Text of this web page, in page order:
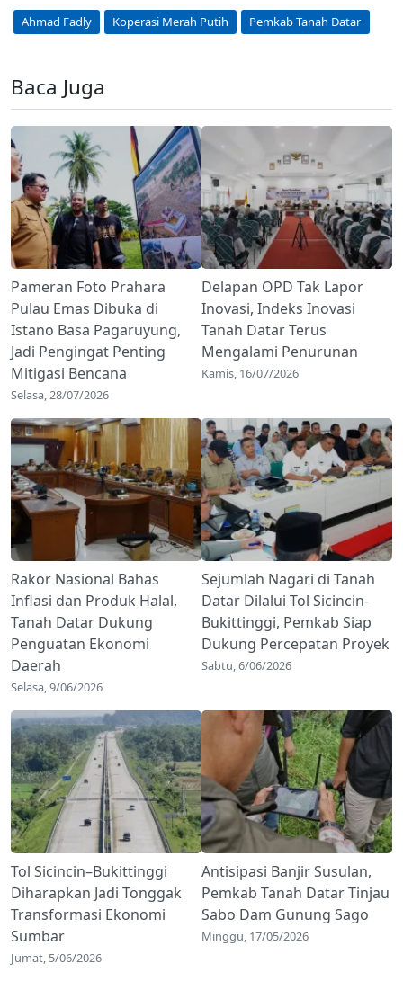
Ahmad Fadly Koperasi Merah Putih Pemkab Tanah Datar
Baca Juga
Pameran Foto Prahara
Pulau Emas Dibuka di
Istano Basa Pagaruyung,
Jadi Pengingat Penting
Mitigasi Bencana
Selasa, 28/07/2026
Delapan OPD Tak Lapor
Inovasi, Indeks Inovasi
Tanah Datar Terus
Mengalami Penurunan
Kamis, 16/07/2026
Rakor Nasional Bahas
Inflasi dan Produk Halal,
Tanah Datar Dukung
Penguatan Ekonomi
Daerah
Selasa, 9/06/2026
Sejumlah Nagari di Tanah
Datar Dilalui Tol Sicincin-
Bukittinggi, Pemkab Siap
Dukung Percepatan Proyek
Sabtu, 6/06/2026
Tol Sicincin–Bukittinggi
Diharapkan Jadi Tonggak
Transformasi Ekonomi
Sumbar
Jumat, 5/06/2026
Antisipasi Banjir Susulan,
Pemkab Tanah Datar Tinjau
Sabo Dam Gunung Sago
Minggu, 17/05/2026